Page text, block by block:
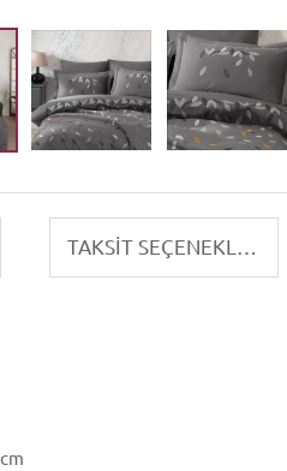
TAKSIT SEÇENEKLERI